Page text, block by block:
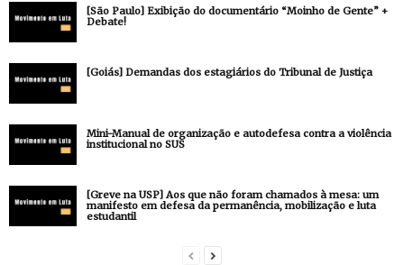
[São Paulo] Exibição do documentário “Moinho de Gente” +
Debate!
[Goiás] Demandas dos estagiários do Tribunal de Justiça
Mini-Manual de organização e autodefesa contra a violência
institucional no SUS
[Greve na USP] Aos que não foram chamados à mesa: um
manifesto em defesa da permanência, mobilização e luta
estudantil